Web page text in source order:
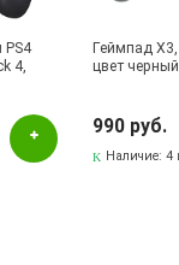
ул.Ленина, 132, ТЦ
11
145, ТЦ
2Б, ТД
82
PS4
4,
Геймпад
цвет черный
990 руб.
Наличие:4